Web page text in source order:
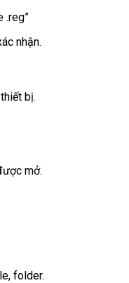
.reg”
nhận.
bị.
mở.
folder.